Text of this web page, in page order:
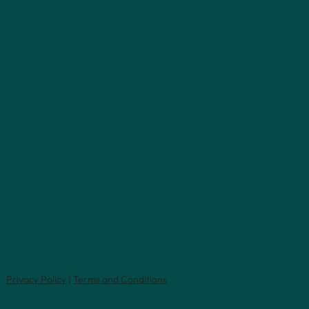
Privacy Policy Terms and Conditions